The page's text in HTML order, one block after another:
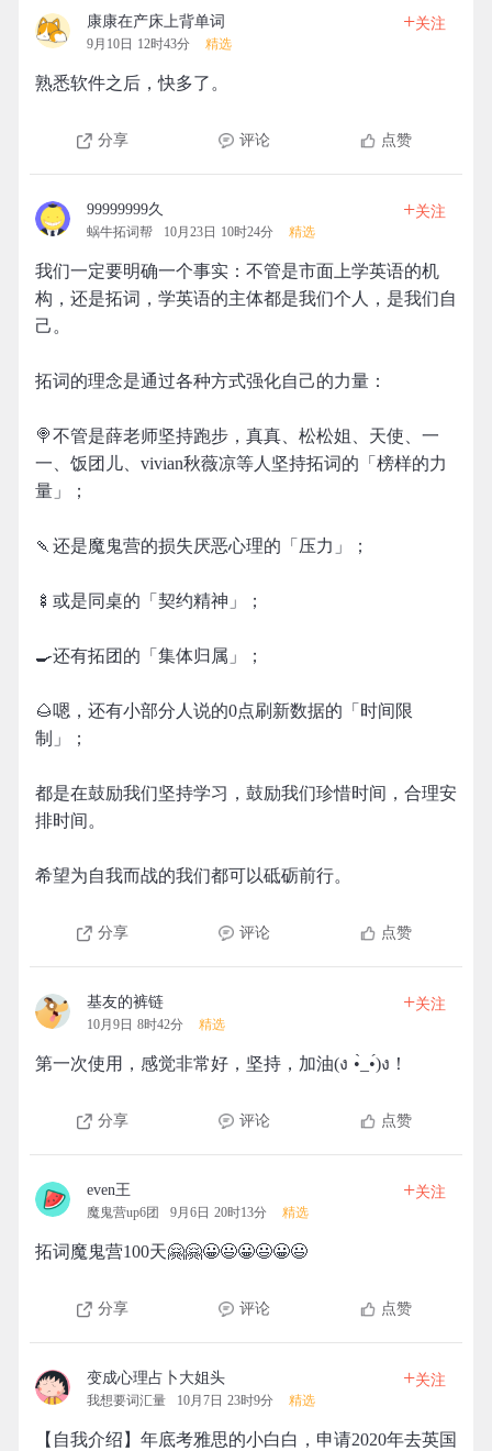
康康在产床上背单词
9月10日 12时43分 精选
+关注
熟悉软件之后，快多了。
分享 评论 点赞
99999999久
蜗牛拓词帮 10月23日 10时24分 精选
+关注
我们一定要明确一个事实：不管是市面上学英语的机
构，还是拓词，学英语的主体都是我们个人，是我们自
己。
拓词的理念是通过各种方式强化自己的力量：
🍭不管是薛老师坚持跑步，真真、松松姐、天使、一
一、饭团儿、vivian秋薇凉等人坚持拓词的「榜样的力
量」；
🍡还是魔鬼营的损失厌恶心理的「压力」；
🍢或是同桌的「契约精神」；
🍳还有拓团的「集体归属」；
🌰嗯，还有小部分人说的0点刷新数据的「时间限
制」；
都是在鼓励我们坚持学习，鼓励我们珍惜时间，合理安
排时间。
希望为自我而战的我们都可以砥砺前行。
分享 评论 点赞
基友的裤链
10月9日 8时42分 精选
+关注
第一次使用，感觉非常好，坚持，加油(ง •̀_•́)ง！
分享 评论 点赞
even王
魔鬼营up6团 9月6日 20时13分 精选
+关注
拓词魔鬼营100天🤗🤗😀😃😀😃😀😃
分享 评论 点赞
变成心理占卜大姐头
我想要词汇量 10月7日 23时9分 精选
+关注
【自我介绍】年底考雅思的小白白，申请2020年去英国